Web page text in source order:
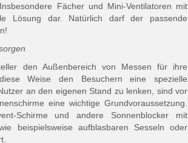
Fächer und Mini-Ventilatoren mit
Lösung dar. Natürlich darf der passende
den Außenbereich von Messen für ihre
Weise den Besuchern eine spezielle
an den eigenen Stand zu lenken, sind vor
eine wichtige Grundvoraussetzung.
Schirme und andere Sonnenblocker mit
beispielsweise aufblasbaren Sesseln oder